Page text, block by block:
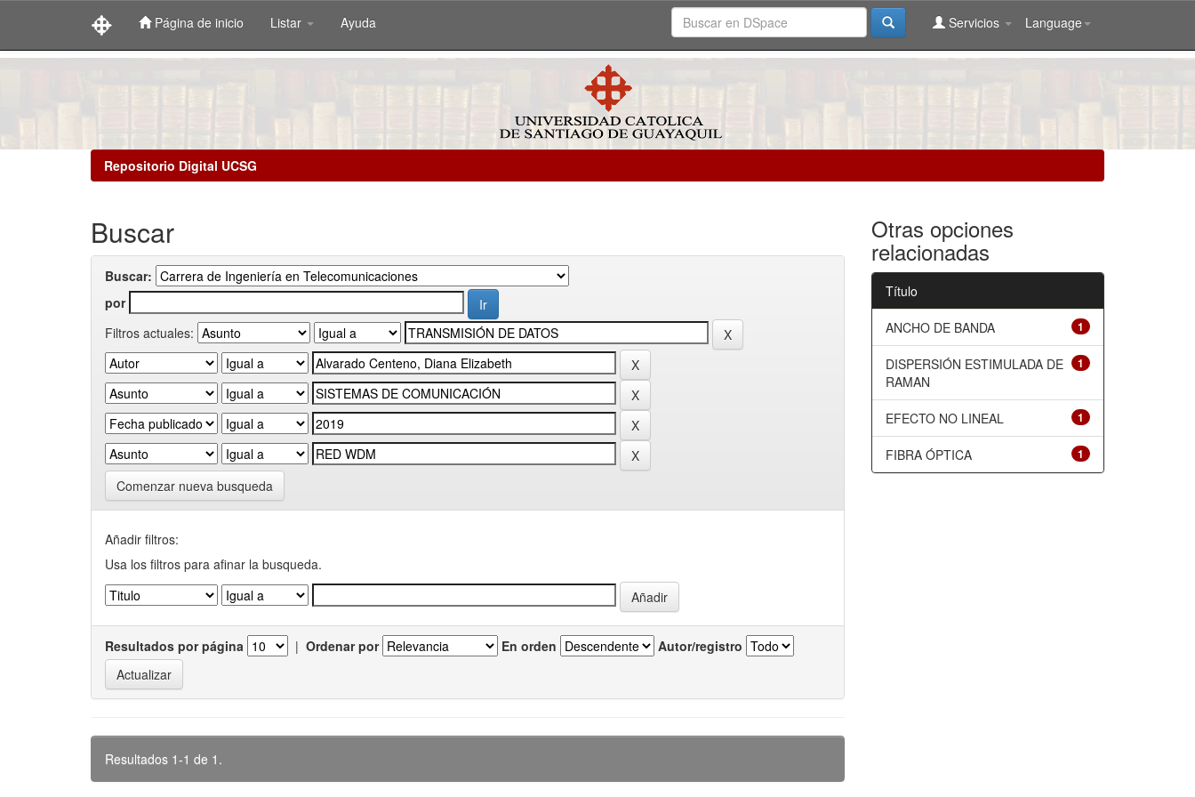
Página de inicio Listar Ayuda Language
Servicios
Repositorio Digital UCSG
Buscar
Buscar:
por
Filtros actuales:
Comenzar nueva busqueda
Añadir filtros:
Usa los filtros para afinar la busqueda.
Resultados por página | Ordenar por En orden Autor/registro
Resultados 1-1 de 1.
Otras opciones
relacionadas
Título
1
ANCHO DE BANDA
1
DISPERSIÓN ESTIMULADA DE
RAMAN
1
EFECTO NO LINEAL
1
FIBRA ÓPTICA